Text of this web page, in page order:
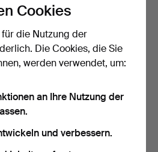
Schätzwert
Cookies
die Nutzung der
Die Cookies, die Sie
werden verwendet, um:
an Ihre Nutzung der
und verbessern.